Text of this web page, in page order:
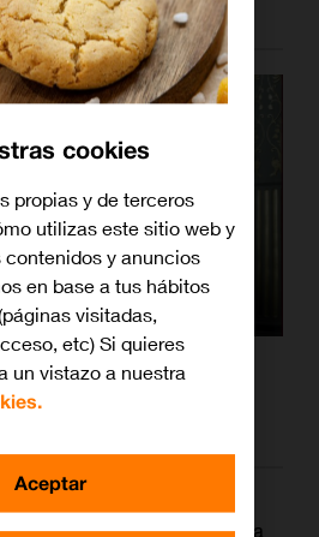
obra maestra del
recordarás, a partir de la
cookies
propias y de terceros
utilizas este sitio web y
contenidos y anuncios
en base a tus hábitos
visitadas,
etc) Si quieres
un vistazo a nuestra
Aceptar